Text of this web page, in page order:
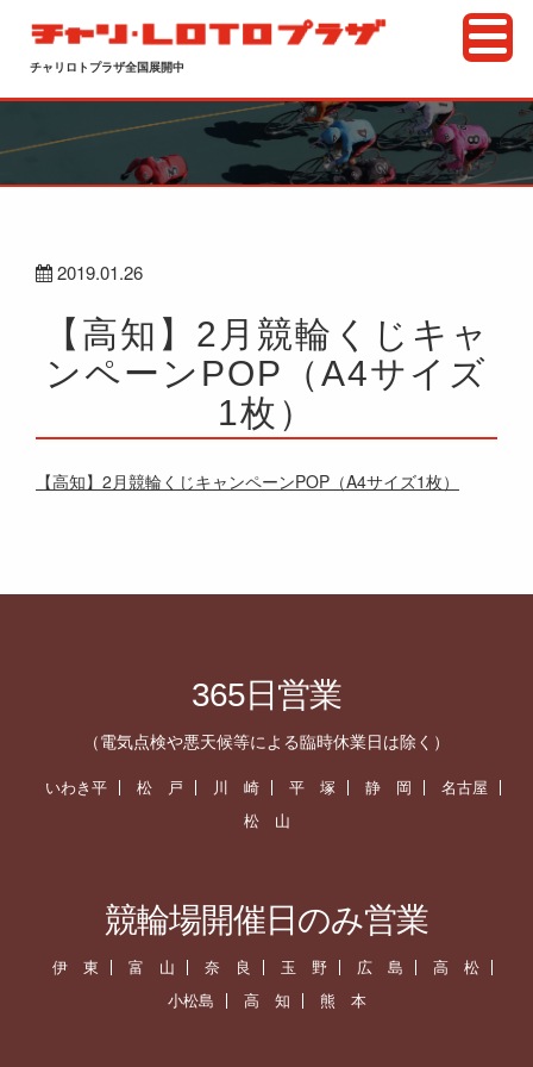
チャリロトプラザ全国展開中
2019.01.26
【高知】2月競輪くじキャ
ンペーンPOP（A4サイズ
1枚）
【高知】2月競輪くじキャンペーンPOP（A4サイズ1枚）
365日営業
（電気点検や悪天候等による臨時休業日は除く）
いわき平 松 戸 川 崎 平 塚 静 岡
名古屋
松 山
競輪場開催日のみ営業
伊 東 富 山 奈 良 玉 野 広 島
高 松
小松島
高 知 熊 本